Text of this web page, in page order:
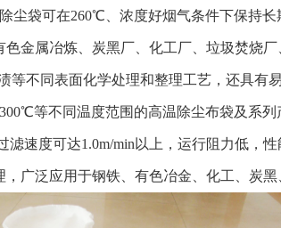
袋可在260℃、浓度好烟气条件下保持长
色金属冶炼、炭黑厂、化工厂、垃圾焚烧
等不同表面化学处理和整理工艺，还具有
等不同温度范围的高温除尘布袋及系列
速度可达1.0m/min以上，运行阻力低，性
广泛应用于钢铁、有色冶金、化工、炭黑